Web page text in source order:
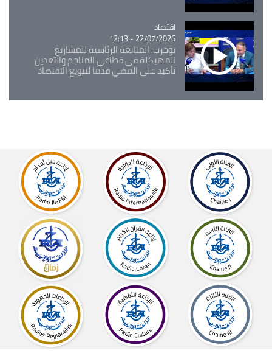
Catégorie
اقتصاد
22/07/2026 - 12:13
بوحرب: المتابعة الرئاسية للمشاريع
المهيكلة في قطاعي المناجم والتعدين
تأكيد على المضي قدما لتنويع الاقتصاد